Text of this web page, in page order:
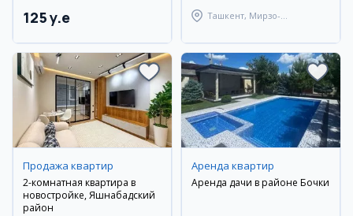
125 y.e
Ташкент, Мирзо-
Продажа квартир
2-комнатная квартира в
новостройке, Яшнабадский
район
Аренда квартир
Аренда дачи в районе Бочки